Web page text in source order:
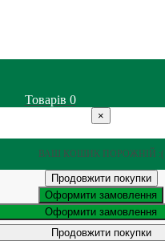
Товарів 0
×
ВАШ КОШИК ПОРОЖНІЙ :(
Продовжити покупки
Оформити замовлення
Оформити замовлення
Продовжити покупки